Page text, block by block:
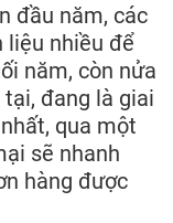
đầu năm, các
liệu nhiều để
năm, còn nửa
đang là giai
qua một
sẽ nhanh
hàng được